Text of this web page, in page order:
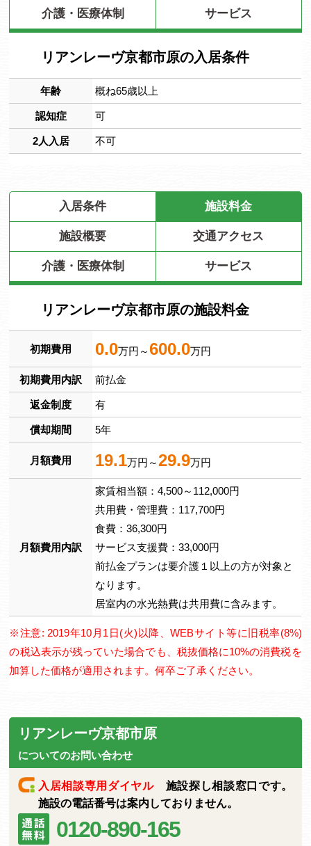
介護・医療体制 サービス
リアンレーヴ京都市原の入居条件
年齢 概ね65歳以上
認知症 可
2人入居 不可
入居条件 施設料金
施設概要 交通アクセス
介護・医療体制 サービス
リアンレーヴ京都市原の施設料金
初期費用 0.0万円～600.0万円
初期費用内訳 前払金
返金制度 有
償却期間 5年
月額費用 19.1万円～29.9万円
月額費用内訳
家賃相当額：4,500～112,000円
共用費・管理費：117,700円
食費：36,300円
サービス支援費：33,000円
前払金プランは要介護１以上の方が対象と
なります。
居室内の水光熱費は共用費に含みます。
※注意: 2019年10月1日(火)以降、WEBサイト等に旧税率(8%)
の税込表示が残っていた場合でも、税抜価格に10%の消費税を
加算した価格が適用されます。何卒ご了承ください。
リアンレーヴ京都市原
についてのお問い合わせ
入居相談専用ダイヤル施設探し相談窓口です。
施設の電話番号は案内しておりません。
0120-890-165